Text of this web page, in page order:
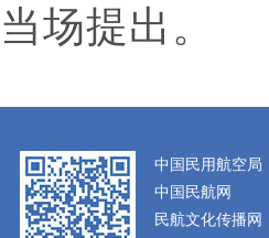
当场提出。
中国民用航空局
中国民航网
民航文化传播网